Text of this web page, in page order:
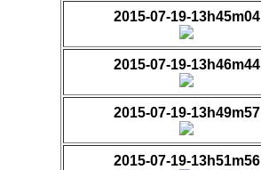
2015-07-19-13h45m04
2015-07-19-13h46m44
2015-07-19-13h49m57
2015-07-19-13h51m56